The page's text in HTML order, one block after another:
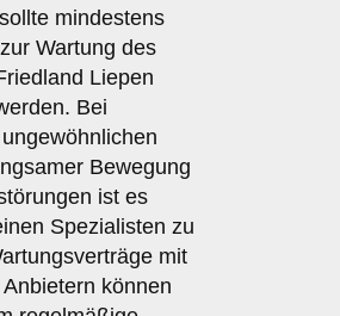
mindestens
Wartung des
Liepen
Bei
Bewegung
ist es
Spezialisten zu
mit
können